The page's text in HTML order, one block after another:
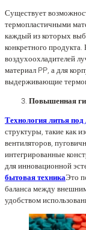
Существует
термопластичными
каждый из которых
конкретного
воздухоохладителей
материал PP, а для
выдерживающие
Повышенная
Технология литья
структуры, такие как
вентиляторов,
интегрированные
для инновационной
бытовая техникаЭто
баланса между
удобством